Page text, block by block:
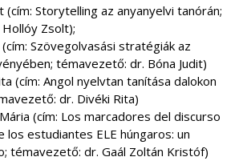
(cím: Storytelling az anyanyelvi tanórán;
Zsolt);
Szövegolvasási stratégiák az
témavezető: dr. Bóna Judit)
(cím: Angol nyelvtan tanítása dalokon
dr. Divéki Rita)
(cím: Los marcadores del discurso
los estudiantes ELE húngaros: un
témavezető: dr. Gaál Zoltán Kristóf)